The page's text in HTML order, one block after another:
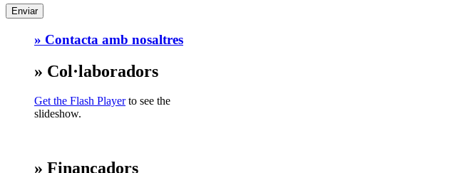
» Contacta amb nosaltres
» Col·laboradors
Get the Flash Playerto see the
slideshow.
» Finançadors